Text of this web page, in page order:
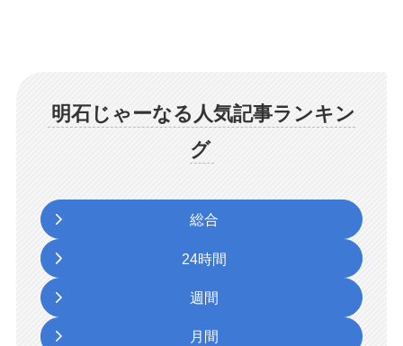
明石じゃーなる人気記事ランキン
グ
総合
24時間
週間
月間